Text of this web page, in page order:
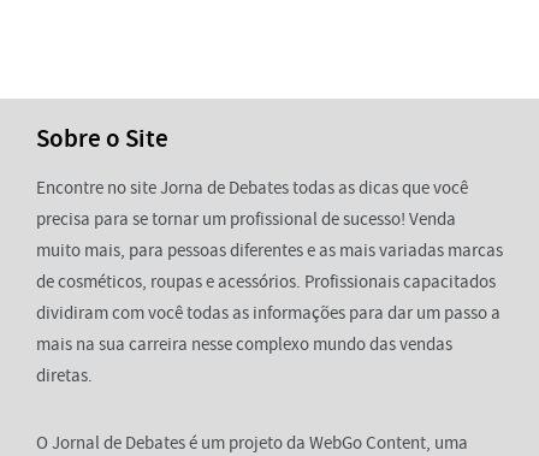
Sobre o Site
Encontre no site Jorna de Debates todas as dicas que você
precisa para se tornar um profissional de sucesso! Venda
muito mais, para pessoas diferentes e as mais variadas marcas
de cosméticos, roupas e acessórios. Profissionais capacitados
dividiram com você todas as informações para dar um passo a
mais na sua carreira nesse complexo mundo das vendas
diretas.
O Jornal de Debates é um projeto da WebGo Content, uma